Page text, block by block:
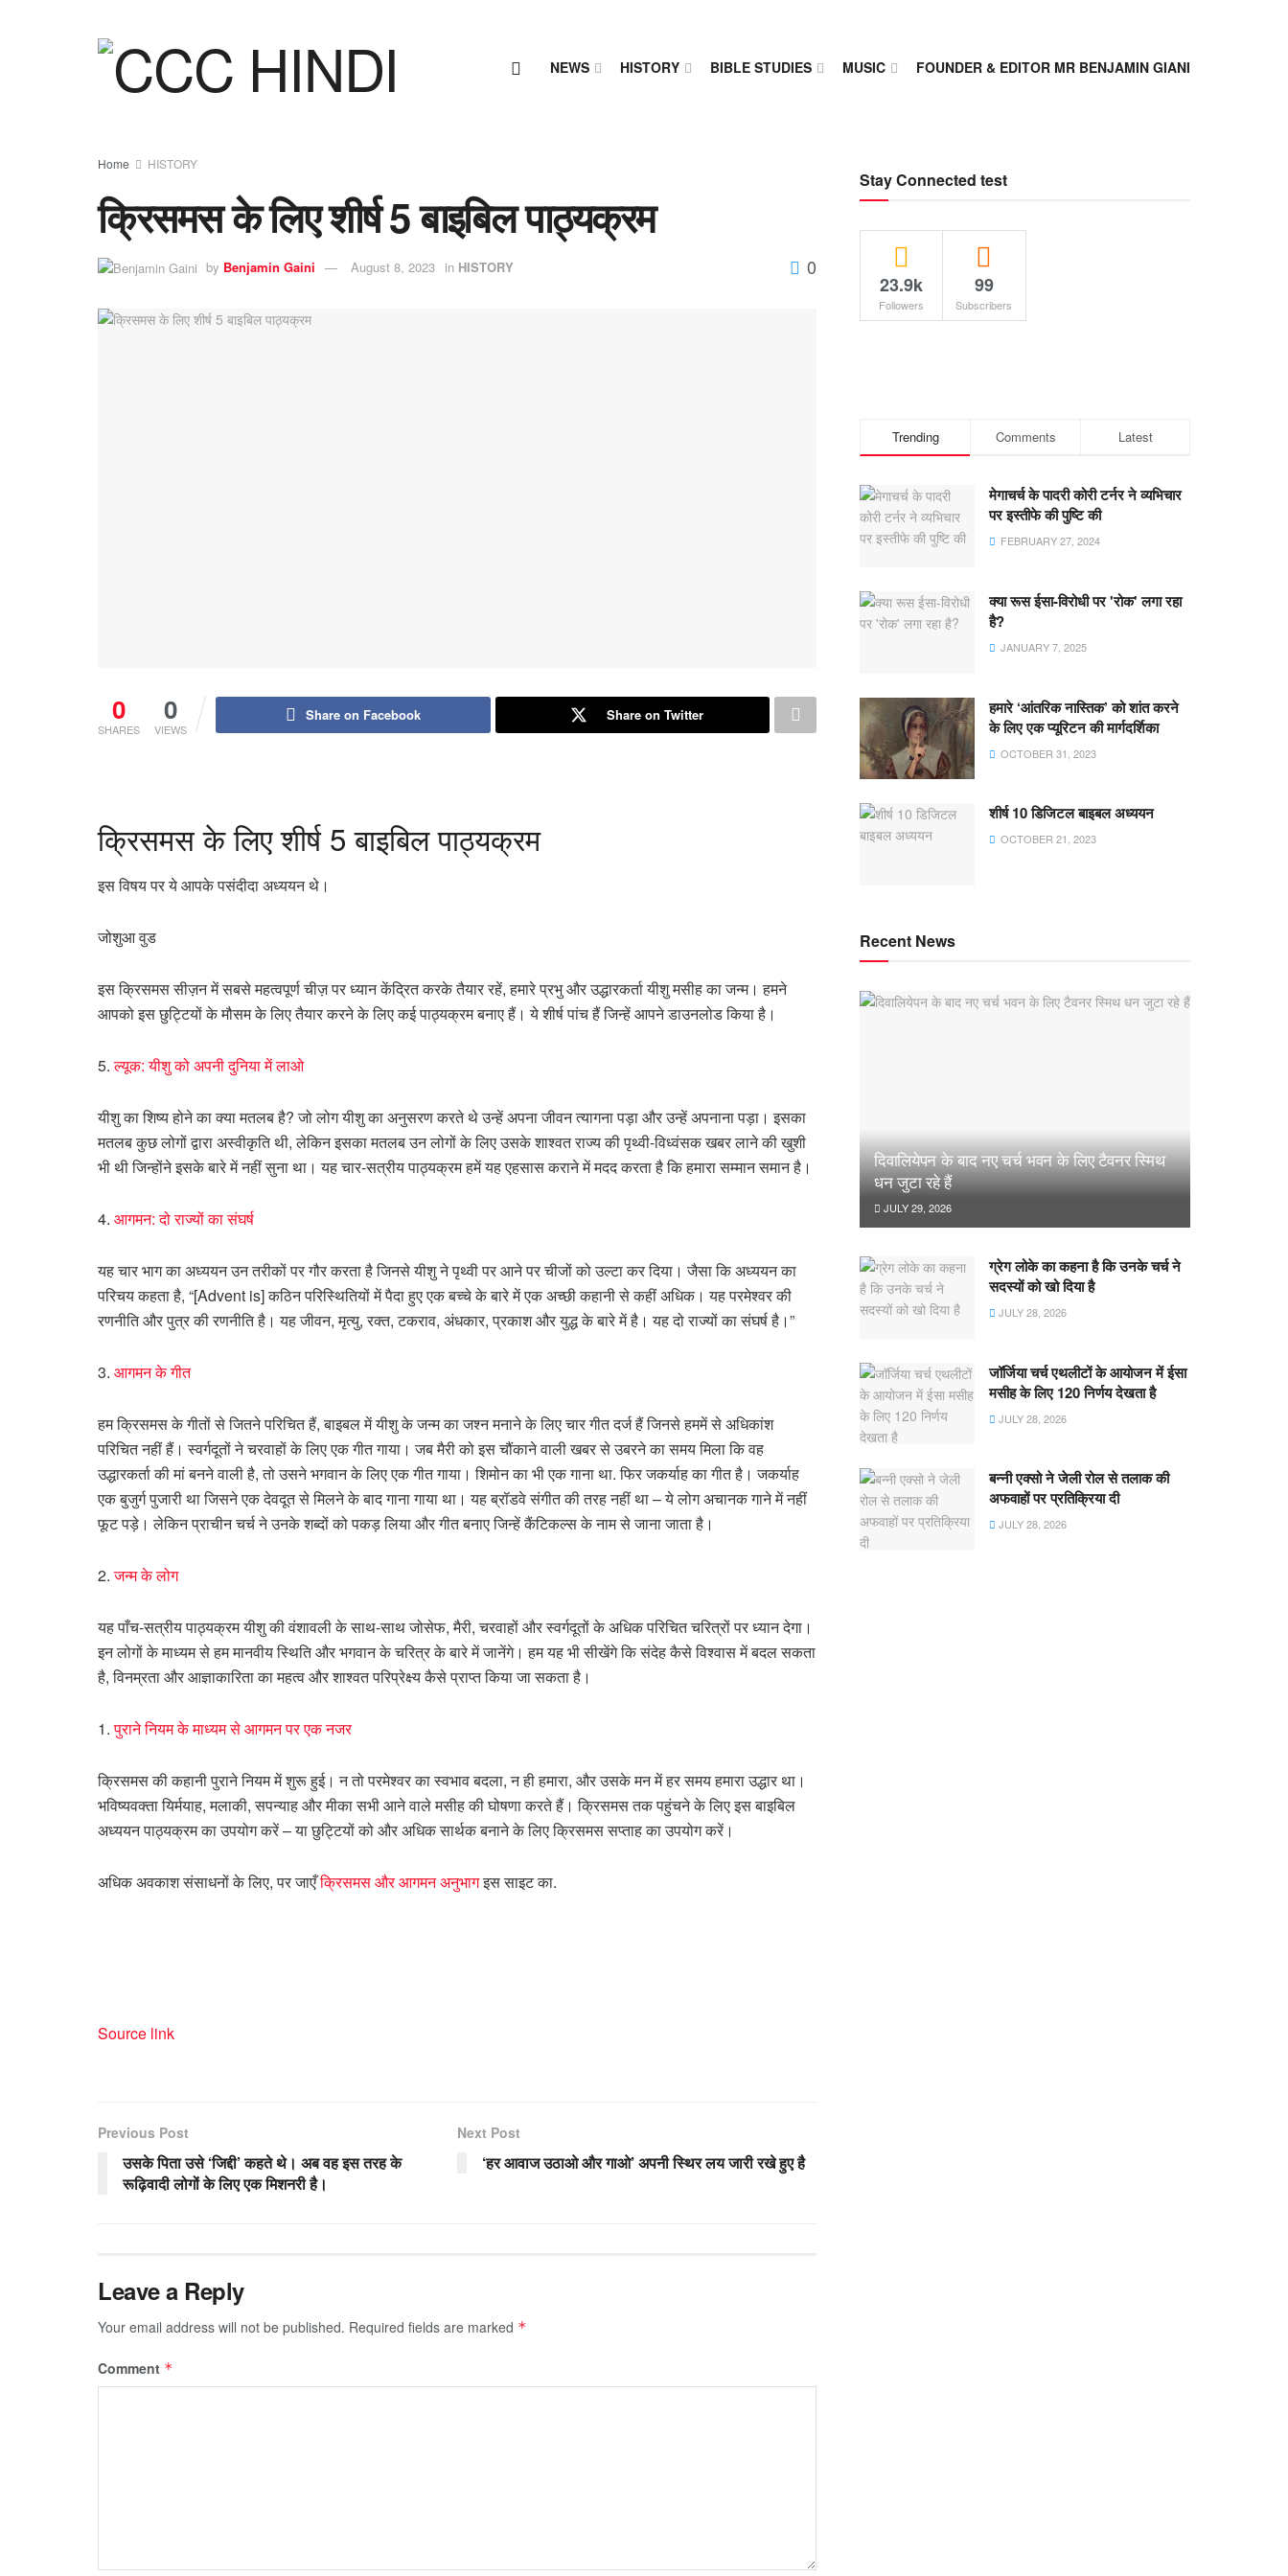
NEWS HISTORY BIBLE STUDIES MUSIC FOUNDER & EDITOR MR BENJAMIN GIANI
Home HISTORY
क्रिसमस के लिए शीर्ष 5 बाइबिल पाठ्यक्रम
by Benjamin Gaini August 8, 2023 in HISTORY 0
0
SHARES
0
VIEWS
Share on Facebook Share on Twitter
क्रिसमस के लिए शीर्ष 5 बाइबिल पाठ्यक्रम
इस विषय पर ये आपके पसंदीदा अध्ययन थे।
जोशुआ वुड
इस क्रिसमस सीज़न में सबसे महत्वपूर्ण चीज़ पर ध्यान केंद्रित करके तैयार रहें, हमारे प्रभु और उद्धारकर्ता यीशु मसीह का जन्म। हमने
आपको इस छुट्टियों के मौसम के लिए तैयार करने के लिए कई पाठ्यक्रम बनाए हैं। ये शीर्ष पांच हैं जिन्हें आपने डाउनलोड किया है।
5.ल्यूक: यीशु को अपनी दुनिया में लाओ
यीशु का शिष्य होने का क्या मतलब है? जो लोग यीशु का अनुसरण करते थे उन्हें अपना जीवन त्यागना पड़ा और उन्हें अपनाना पड़ा। इसका
मतलब कुछ लोगों द्वारा अस्वीकृति थी, लेकिन इसका मतलब उन लोगों के लिए उसके शाश्वत राज्य की पृथ्वी-विध्वंसक खबर लाने की खुशी
भी थी जिन्होंने इसके बारे में नहीं सुना था। यह चार-सत्रीय पाठ्यक्रम हमें यह एहसास कराने में मदद करता है कि हमारा सम्मान समान है।
4. आगमन: दो राज्यों का संघर्ष
यह चार भाग का अध्ययन उन तरीकों पर गौर करता है जिनसे यीशु ने पृथ्वी पर आने पर चीजों को उल्टा कर दिया। जैसा कि अध्ययन का
परिचय कहता है, “[Advent is] कठिन परिस्थितियों में पैदा हुए एक बच्चे के बारे में एक अच्छी कहानी से कहीं अधिक। यह परमेश्वर की
रणनीति और पुत्र की रणनीति है। यह जीवन, मृत्यु, रक्त, टकराव, अंधकार, प्रकाश और युद्ध के बारे में है। यह दो राज्यों का संघर्ष है।”
3. आगमन के गीत
हम क्रिसमस के गीतों से जितने परिचित हैं, बाइबल में यीशु के जन्म का जश्न मनाने के लिए चार गीत दर्ज हैं जिनसे हममें से अधिकांश
परिचित नहीं हैं। स्वर्गदूतों ने चरवाहों के लिए एक गीत गाया। जब मैरी को इस चौंकाने वाली खबर से उबरने का समय मिला कि वह
उद्धारकर्ता की मां बनने वाली है, तो उसने भगवान के लिए एक गीत गाया। शिमोन का भी एक गाना था. फिर जकर्याह का गीत है। जकर्याह
एक बुजुर्ग पुजारी था जिसने एक देवदूत से मिलने के बाद गाना गाया था। यह ब्रॉडवे संगीत की तरह नहीं था – ये लोग अचानक गाने में नहीं
फूट पड़े। लेकिन प्राचीन चर्च ने उनके शब्दों को पकड़ लिया और गीत बनाए जिन्हें कैंटिकल्स के नाम से जाना जाता है।
2.जन्म के लोग
यह पाँच-सत्रीय पाठ्यक्रम यीशु की वंशावली के साथ-साथ जोसेफ, मैरी, चरवाहों और स्वर्गदूतों के अधिक परिचित चरित्रों पर ध्यान देगा।
इन लोगों के माध्यम से हम मानवीय स्थिति और भगवान के चरित्र के बारे में जानेंगे। हम यह भी सीखेंगे कि संदेह कैसे विश्वास में बदल सकता
है, विनम्रता और आज्ञाकारिता का महत्व और शाश्वत परिप्रेक्ष्य कैसे प्राप्त किया जा सकता है।
1.पुराने नियम के माध्यम से आगमन पर एक नजर
क्रिसमस की कहानी पुराने नियम में शुरू हुई। न तो परमेश्वर का स्वभाव बदला, न ही हमारा, और उसके मन में हर समय हमारा उद्धार था।
भविष्यवक्ता यिर्मयाह, मलाकी, सपन्याह और मीका सभी आने वाले मसीह की घोषणा करते हैं। क्रिसमस तक पहुंचने के लिए इस बाइबिल
अध्ययन पाठ्यक्रम का उपयोग करें – या छुट्टियों को और अधिक सार्थक बनाने के लिए क्रिसमस सप्ताह का उपयोग करें।
अधिक अवकाश संसाधनों के लिए, पर जाएँक्रिसमस और आगमन अनुभागइस साइट का.
Source link
Previous Post
उसके पिता उसे ‘जिद्दी’ कहते थे। अब वह इस तरह के
रूढ़िवादी लोगों के लिए एक मिशनरी है।
Next Post
‘हर आवाज उठाओ और गाओ’ अपनी स्थिर लय जारी रखे हुए है
Leave a Reply
Your email address will not be published. Required fields are marked *
Comment *
Stay Connected test
23.9k
Followers
99
Subscribers
Trending Comments Latest
मेगाचर्च के पादरी कोरी टर्नर ने व्यभिचार
पर इस्तीफे की पुष्टि की
FEBRUARY 27, 2024
क्या रूस ईसा-विरोधी पर 'रोक' लगा रहा
है?
JANUARY 7, 2025
हमारे ‘आंतरिक नास्तिक’ को शांत करने
के लिए एक प्यूरिटन की मार्गदर्शिका
OCTOBER 31, 2023
शीर्ष 10 डिजिटल बाइबल अध्ययन
OCTOBER 21, 2023
Recent News
दिवालियेपन के बाद नए चर्च भवन के लिए टैवनर स्मिथ
धन जुटा रहे हैं
JULY 29, 2026
ग्रेग लोके का कहना है कि उनके चर्च ने
सदस्यों को खो दिया है
JULY 28, 2026
जॉर्जिया चर्च एथलीटों के आयोजन में ईसा
मसीह के लिए 120 निर्णय देखता है
JULY 28, 2026
बन्नी एक्सो ने जेली रोल से तलाक की
अफवाहों पर प्रतिक्रिया दी
JULY 28, 2026